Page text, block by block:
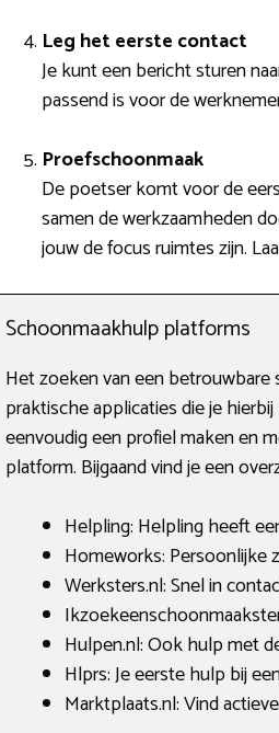
Leg het eerste contact
Je kunt een bericht sturen
passend is voor de
Proefschoonmaak
De poetser komt voor de
samen de werkzaamheden
jouw de focus ruimtes zijn.
Schoonmaakhulp platforms
Het zoeken van een
praktische applicaties die je
eenvoudig een profiel maken en
platform. Bijgaand vind je een
Helpling: Helpling heeft
Homeworks: Persoonlijke
Werksters.nl: Snel in
Hulpen.nl: Ook hulp met
Hlprs: Je eerste hulp bij
Marktplaats.nl: Vind